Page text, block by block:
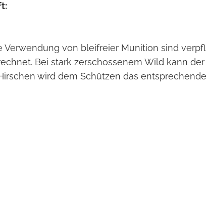
von bleifreier Munition sind
Bei stark zerschossenem Wild kann
wird dem Schützen das